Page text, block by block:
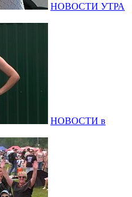
НОВОСТИ УТРА
НОВОСТИ в